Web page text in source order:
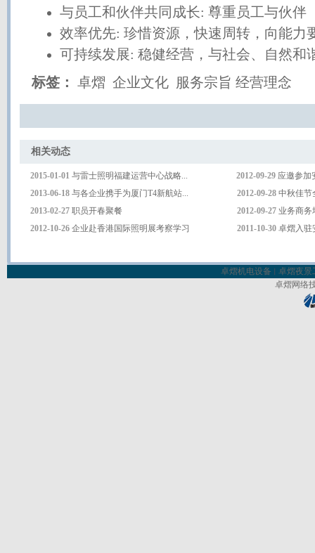
与员工和伙伴共同成长: 尊重员工与伙伴
效率优先: 珍惜资源，快速周转，向能力
可持续发展: 稳健经营，与社会、自然和
标签：
卓熠 企业文化 服务宗旨 经营理念
相关动
2015-01-01 与雷士照明福建运营中心战略... 2012-09-29应邀参加
2013-06-18与各企业携手为厦门T4新航站... 2012-09-28中秋佳节
2013-02-27职员开春聚餐 2012-09-27业务商务
2012-10-26企业赴香港国际照明展考察学习 2011-10-30卓熠入驻
卓熠机电设备
卓熠夜景
卓熠网络